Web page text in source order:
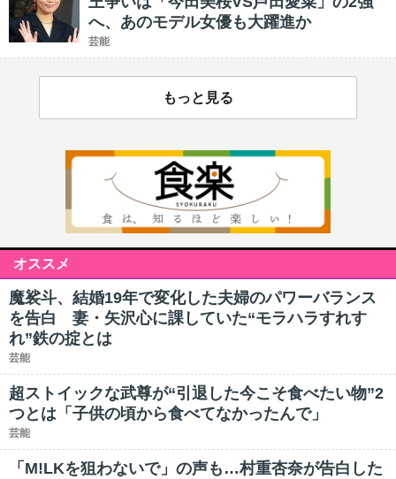
へ、あのモデル女優も大躍進か
芸能
もっと見る
オススメ
魔裟斗、結婚19年で変化した夫婦のパワーバランス
を告白 妻・矢沢心に課していた“モラハラすれす
れ”鉄の掟とは
芸能
超ストイックな武尊が“引退した今こそ食べたい物”2
つとは「子供の頃から食べてなかったんで」
芸能
「M!LKを狙わないで」の声も…村重杏奈が告白した